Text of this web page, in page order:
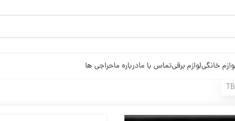
خانگیلوازم برقیتماس با مادرباره ماحراجی ها